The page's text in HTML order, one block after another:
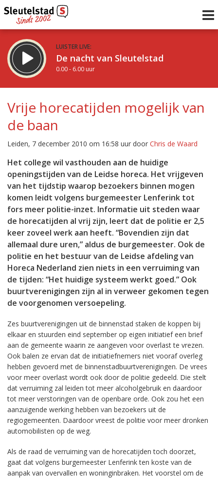
LUISTER LIVE:
De nacht van Sleutelstad
0.00 - 6.00 uur
De ochtend van Sleutelstad
6.00 - 12.00 uur
Vorig uur
Inklappen
Vrije horecatijden mogelijk van
de baan
Leiden, 7 december 2010 om 16:58 uur door Chris de Waard
Het college wil vasthouden aan de huidige
openingstijden van de Leidse horeca. Het vrijgeven
van het tijdstip waarop bezoekers binnen mogen
komen leidt volgens burgemeester Lenferink tot
fors meer politie-inzet. Informatie uit steden waar
de horecatijden al vrij zijn, leert dat de politie er 2,5
keer zoveel werk aan heeft. “Bovendien zijn dat
allemaal dure uren,” aldus de burgemeester. Ook de
politie en het bestuur van de Leidse afdeling van
Horeca Nederland zien niets in een verruiming van
de tijden: “Het huidige systeem werkt goed.” Ook
buurtverenigingen zijn al in verweer gekomen tegen
de voorgenomen versoepeling.
Zes buurtverenigingen uit de binnenstad staken de koppen bij
elkaar en stuurden eind september op eigen initiatief een brief
aan de gemeente waarin ze aangeven voor overlast te vrezen.
Ook balen ze ervan dat de initiatiefnemers niet vooraf overleg
hebben gevoerd met de binnenstadbuurtverenigingen. De vrees
voor meer overlast wordt ook door de politie gedeeld. Die stelt
dat verruiming zal leiden tot meer alcoholgebruik en daardoor
tot meer verstoringen van de openbare orde. Ook zou het een
aanzuigende werking hebben van bezoekers uit de
regiogemeenten. Daardoor vreest de politie voor meer dronken
automobilisten op de weg.
Als de raad de verruiming van de horecatijden toch doorzet,
gaat dat volgens burgemeester Lenferink ten koste van de
aanpak van overvallen en woninginbraken. Het voorstel om de